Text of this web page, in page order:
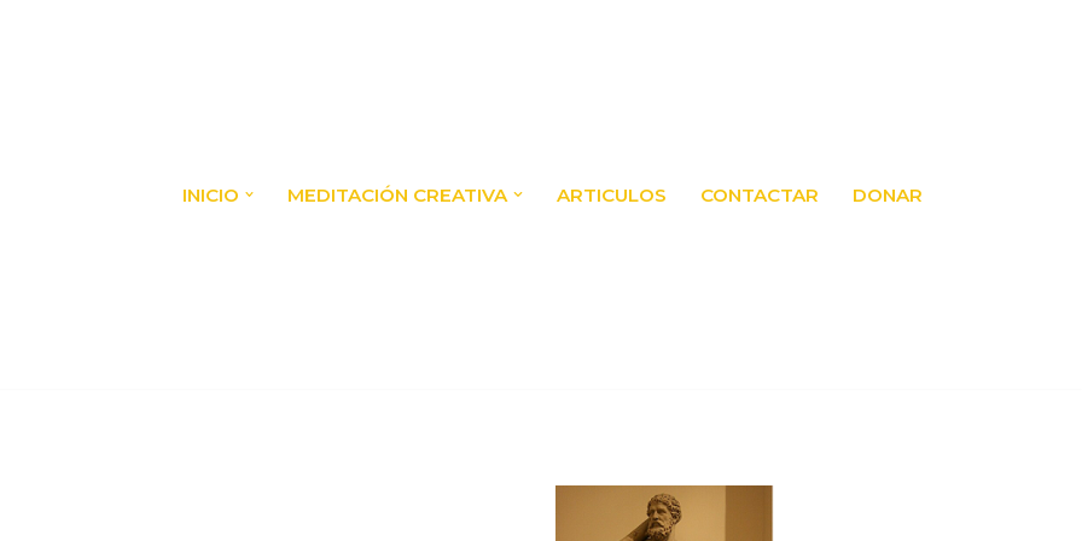
INICIO MEDITACIÓN CREATIVA ARTICULOS CONTACTAR DONAR